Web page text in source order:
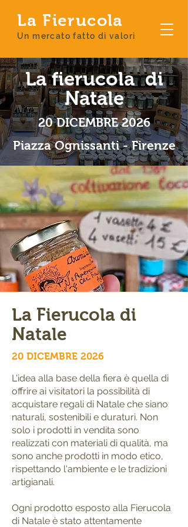
La Fierucola
Un mercato fatto di valori
La fierucola di
Natale
20 DICEMBRE 2026
Piazza Ognissanti - Firenze
La Fierucola di
Natale
20 DICEMBRE 2026
L'idea alla base della fiera è quella di
offrire ai visitatori la possibilità di
acquistare regali di Natale che siano
naturali, sostenibili e duraturi. Non
solo i prodotti in vendita sono
realizzati con materiali di qualità, ma
sono anche prodotti in modo etico,
rispettando l'ambiente e le tradizioni
artigianali.
Ogni prodotto esposto alla Fierucola
di Natale è stato attentamente